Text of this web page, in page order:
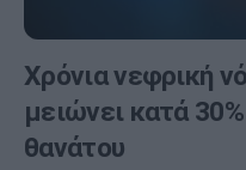
Χρόνια νεφρική
μειώνει κατά
θανάτου